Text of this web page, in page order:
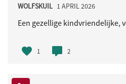
WOLFSKUIL 1 APRIL 2026
1 2